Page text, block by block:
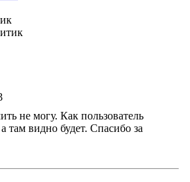
не могу. Как пользователь
там видно будет. Спасибо за